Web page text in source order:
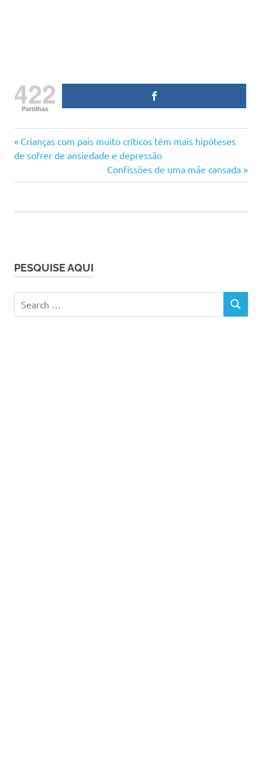
422
Partilhas
apoio
mãe
Navegação
Previous
Post:
Crianças com pais muito críticos têm mais hipóteses
de sofrer de ansiedade e depressão
Next
Post:
Confissões de uma mãe cansada
PESQUISE AQUI
for:
SEARCH